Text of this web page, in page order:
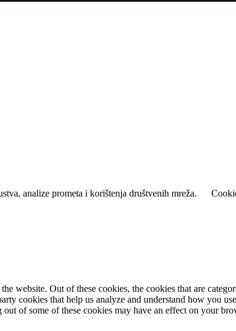
analize prometa i korištenja društvenih mreža.
website. Out of these cookies, the cookies that are
cookies that help us analyze and understand how you
of some of these cookies may have an effect on your